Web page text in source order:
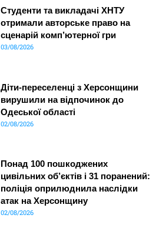
Студенти та викладачі ХНТУ
отримали авторське право на
сценарій комп’ютерної гри
03/08/2026
Діти-переселенці з Херсонщини
вирушили на відпочинок до
Одеської області
02/08/2026
Понад 100 пошкоджених
цивільних об’єктів і 31 поранений:
поліція оприлюднила наслідки
атак на Херсонщину
02/08/2026